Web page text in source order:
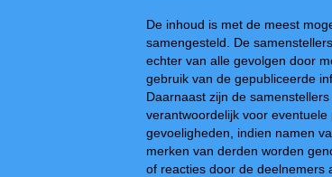
De inhoud is met de meest
samengesteld. De
echter van alle gevolgen door
gebruik van de gepubliceerde
Daarnaast zijn de
verantwoordelijk voor eventuele
gevoeligheden, indien namen
merken van derden worden
of reacties door de deelnemers